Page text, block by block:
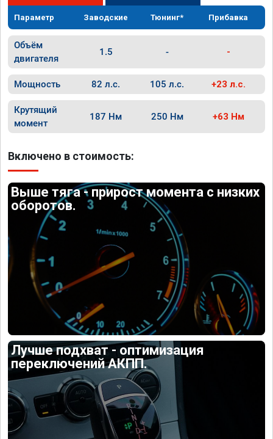
Параметр Заводские Тюнинг* Прибавка
Объём
двигателя
1.5 - -
Мощность 82 л.с. 105 л.с. +23 л.с.
Крутящий
момент
187 Нм 250 Нм +63 Нм
Включено в стоимость:
Выше тяга - прирост момента с низких
оборотов.
Лучше подхват - оптимизация
переключений АКПП.